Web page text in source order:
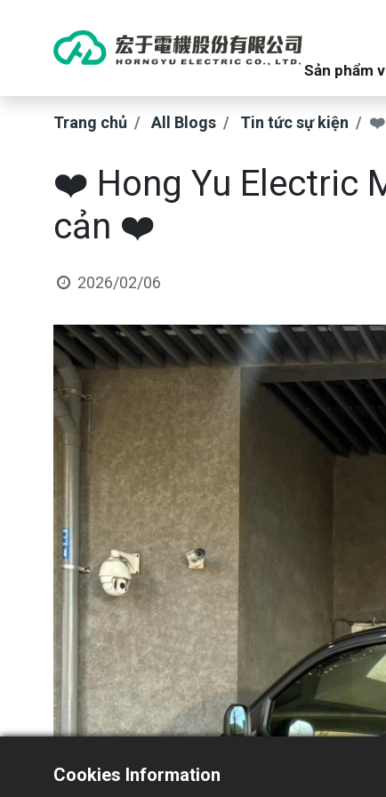
Sản phẩm
Trang chủ All Blogs Tin tức sự kiện ❤️
❤️ Hong Yu Electric
cản ❤️
2026/02/06
Cookies Information